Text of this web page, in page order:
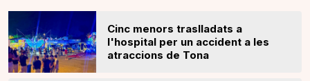
Cinc menors traslladats a
l'hospital per un accident a les
atraccions de Tona